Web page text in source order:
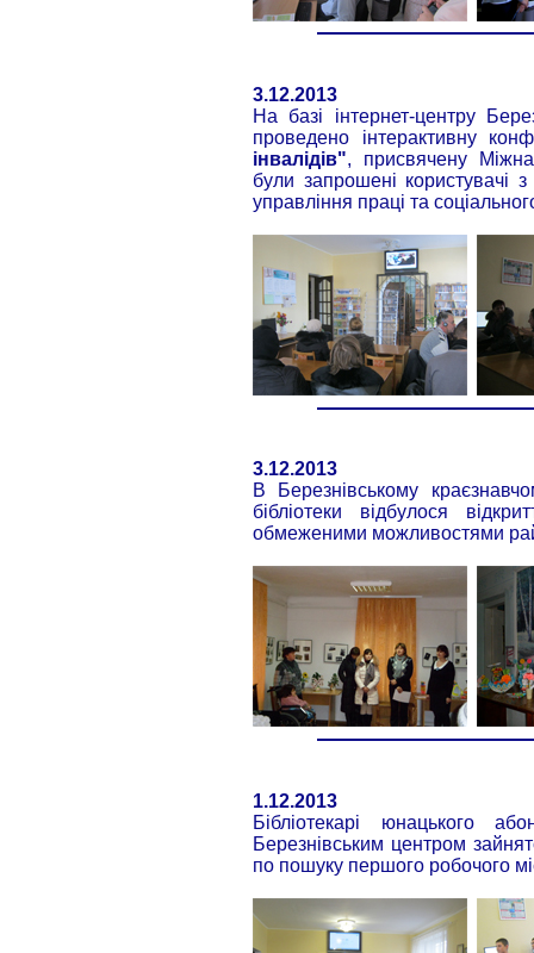
3.12.2013
На базі інтернет-центру
проведено інтерактивну
інвалідів", присвячену
були запрошені користувачі
управління праці та
3.12.2013
В Березнівському
бібліотеки відбулося
обмеженими можливостями
1.12.2013
Бібліотекарі юнацького
Березнівським центром
по пошуку першого робочого